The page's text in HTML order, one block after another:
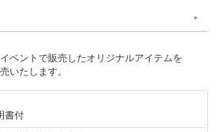
ベントで販売したオリジナルアイテムを
いたします。
書付